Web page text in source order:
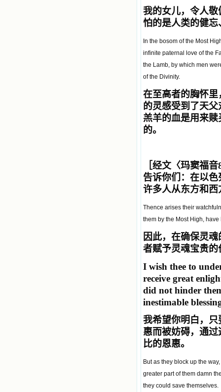
我的女儿，令人
怕的是人类的健
In the bosom of the Most
infinite paternal love of the
the Lamb, by which men
of the Divinity.
在至高者的胸怀
的灵感受到了天
羔羊的血是用来
的。
［经文〈玛窦福
告诉你们：在以
许多人从东方和
Thence arises their
them by the Most High,
因此，在确保灵
者赋予灵魂宝贵
I wish thee to
receive great
did not hinder
inestimable
我希望你明白，
惠而被妨碍，通
比的恩惠。
But as they block up the
greater part of them damn
they could save themselves.